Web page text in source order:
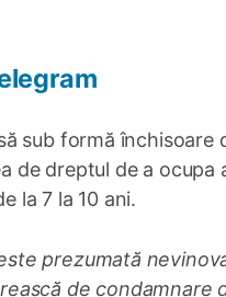
sub formă închisoare
de dreptul de a ocupa
la 7 la 10 ani.
prezumată
de condamnare